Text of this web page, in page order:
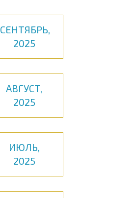
СЕНТЯБРЬ,
2025
АВГУСТ,
2025
ИЮЛЬ,
2025